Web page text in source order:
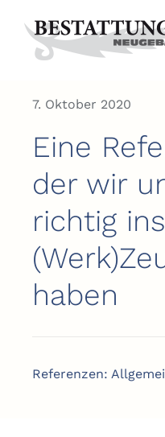
Inhalt
springen
7. Oktober 2020
Eine
der wir
richtig ins
haben
Referenzen: